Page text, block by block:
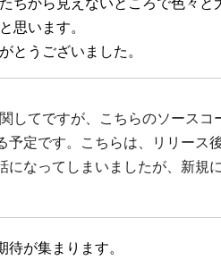
ちから見えないところで色々と
思います。
とうございました。
してですが、こちらのソース
予定です。こちらは、リリース
になってしまいましたが、新規
待が集まります。